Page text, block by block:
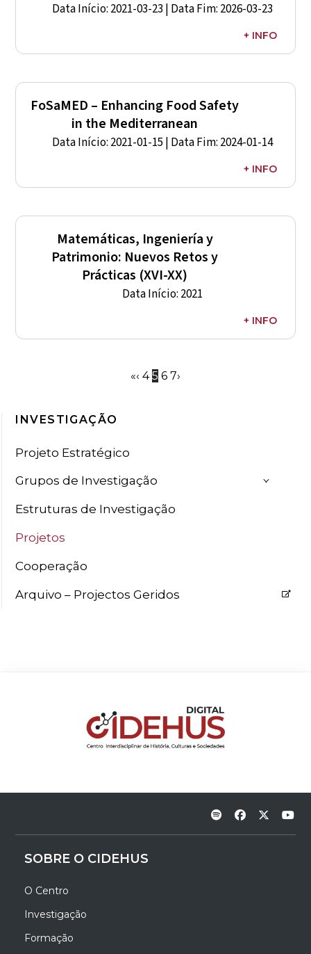
Data Início: 2021-03-23 | Data Fim: 2026-03-23
Entidade Financiadora: Laboratório Colaborativo
(CoLAB)
+ INFO
FoSaMED – Enhancing Food Safety
in the Mediterranean
Data Início: 2021-01-15 | Data Fim: 2024-01-14
Entidade Financiadora: Comissão
Europeia/ERASMUS +
Referência: 618518-EPP-1-2020-1-PT-EPPKA2-CBHE-
JP
+ INFO
Matemáticas, Ingeniería y
Patrimonio: Nuevos Retos y
Prácticas (XVI-XX)
Data Início: 2021
Referência: MIPNRP / PID2020- 113702RB-I009
+ INFO
«‹ 4 5 6 7›
INVESTIGAÇÃO
Projeto Estratégico
Grupos de Investigação
Estruturas de Investigação
Projetos
Cooperação
Arquivo – Projectos Geridos
SOBRE O CIDEHUS
O Centro
Investigação
Formação